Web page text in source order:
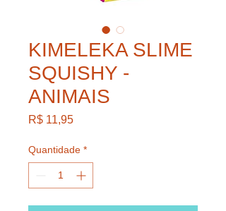
KIMELEKA SLIME
SQUISHY -
ANIMAIS
R$ 11,95Preço
Quantidade *